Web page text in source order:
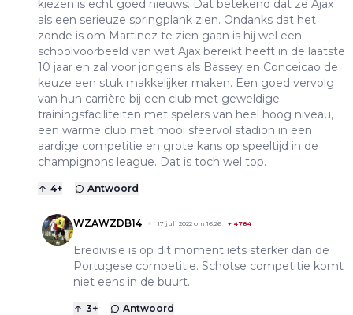
kiezen is echt goed nieuws. Dat betekend dat ze Ajax
als een serieuze springplank zien. Ondanks dat het
zonde is om Martinez te zien gaan is hij wel een
schoolvoorbeeld van wat Ajax bereikt heeft in de laatste
10 jaar en zal voor jongens als Bassey en Conceicao de
keuze een stuk makkelijker maken. Een goed vervolg
van hun carrière bij een club met geweldige
trainingsfaciliteiten met spelers van heel hoog niveau,
een warme club met mooi sfeervol stadion in een
aardige competitie en grote kans op speeltijd in de
champignons league. Dat is toch wel top.
4+ Antwoord
WZAWZDB14 17 juli 2022 om 16:26 + 4784
Eredivisie is op dit moment iets sterker dan de
Portugese competitie. Schotse competitie komt
niet eens in de buurt.
3+ Antwoord